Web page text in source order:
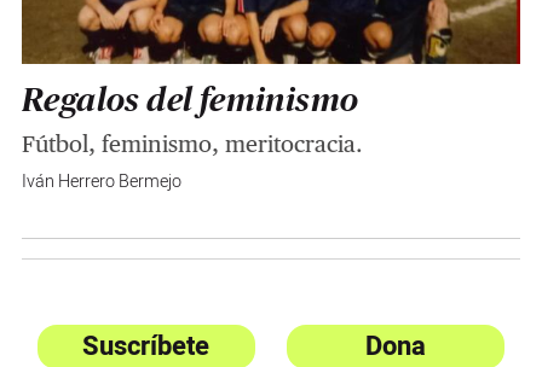
Regalos del feminismo
Fútbol, feminismo, meritocracia.
Iván Herrero Bermejo
Suscríbete Dona